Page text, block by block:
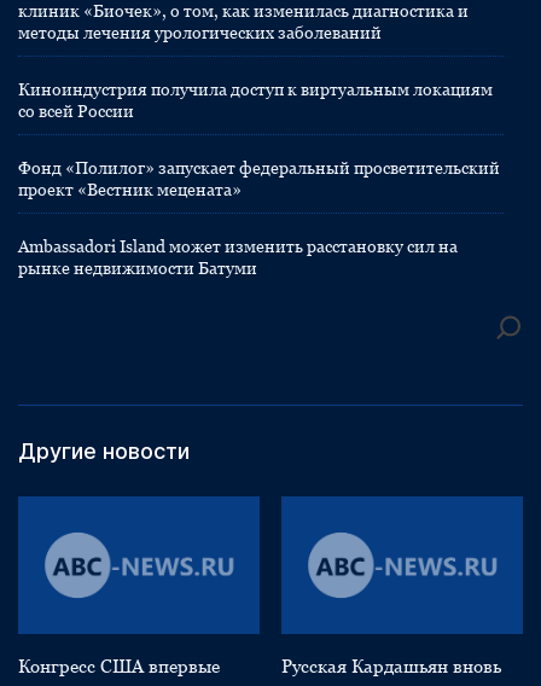
клиник «Биочек», о том, как изменилась диагностика и
методы лечения урологических заболеваний
Киноиндустрия получила доступ к виртуальным локациям
со всей России
Фонд «Полилог» запускает федеральный просветительский
проект «Вестник мецената»
Ambassadori Island может изменить расстановку сил на
рынке недвижимости Батуми
Другие новости
Конгресс США впервые
Русская Кардашьян вновь